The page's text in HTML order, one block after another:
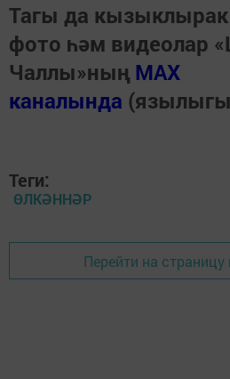
Тагы да
фото һәм видеолар
Чаллы»ның MAX
каналында
Теги:
ӨЛКӘННӘР
Перейти на страницу